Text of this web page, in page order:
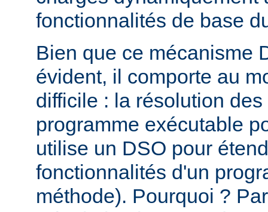
fonctionnalités de base
Bien que ce mécanisme
évident, il comporte au
difficile : la résolution
programme exécutable
utilise un DSO pour
fonctionnalités d'un
méthode). Pourquoi ?